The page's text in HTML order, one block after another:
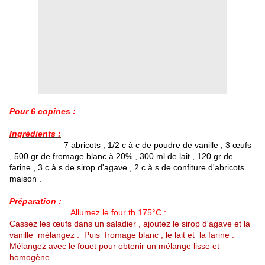
Pour 6 copines :
Ingrédients :
7 abricots , 1/2 c à c de poudre de vanille , 3 œufs
, 500 gr de fromage blanc à 20% , 300 ml de lait , 120 gr de
farine , 3 c à s de sirop d'agave , 2 c à s de confiture d'abricots
maison .
Préparation :
Allumez le four th 175°C :
Cassez les œufs dans un saladier , ajoutez le sirop d'agave et la
vanille mélangez . Puis fromage blanc , le lait et la farine .
Mélangez avec le fouet pour obtenir un mélange lisse et
homogène .